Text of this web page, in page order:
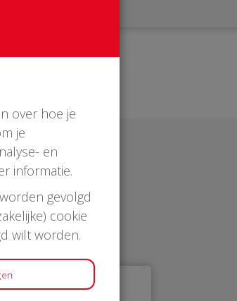
over hoe je
je
en
informatie.
gevolgd
cookie
wilt worden.